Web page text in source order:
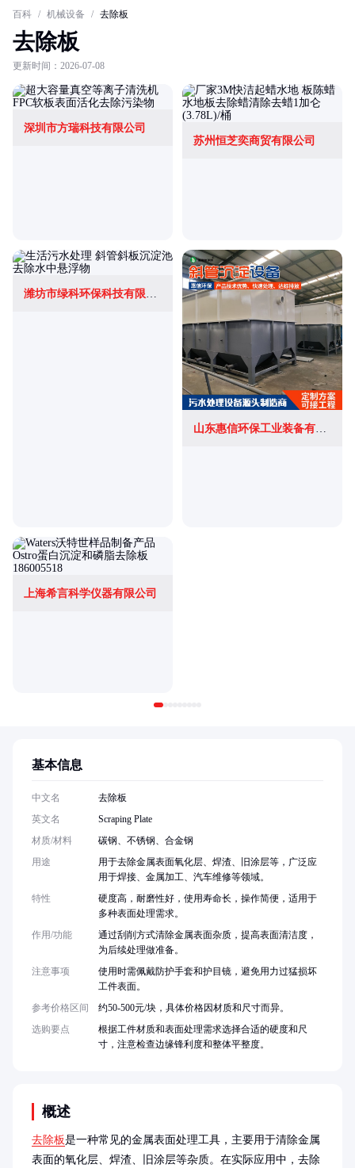
百科 / 机械设备 / 去除板
去除板
更新时间：2026-07-08
深圳市方瑞科技有限公司
苏州恒芝奕商贸有限公司
上海希言科学仪器有限公司
概述
去除板是一种常见的金属表面处理工具，主要用于清除金属
表面的氧化层、焊渣、旧涂层等杂质。在实际应用中，去除
基本信息
中文名
去除板
英文名
Scraping Plate
材质/材料
碳钢、不锈钢、合金钢
用途
用于去除金属表面氧化层、焊渣、旧涂层等，广泛应
用于焊接、金属加工、汽车维修等领域。
特性
硬度高，耐磨性好，使用寿命长，操作简便，适用于
多种表面处理需求。
作用/功能
通过刮削方式清除金属表面杂质，提高表面清洁度，
为后续处理做准备。
注意事项
使用时需佩戴防护手套和护目镜，避免用力过猛损坏
工件表面。
参考价格区间
约50-500元/块，具体价格因材质和尺寸而异。
选购要点
根据工件材质和表面处理需求选择合适的硬度和尺
寸，注意检查边缘锋利度和整体平整度。